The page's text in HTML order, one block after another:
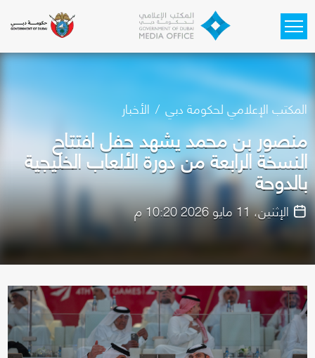
المكتب الإعلامي لحكومة دبي الأخبار
منصور بن محمد يشهد حفل افتتاح
النسخة الرابعة من دورة الألعاب الخليجية
بالدوحة
الإثنين، 11 مايو 2026 10:20 م